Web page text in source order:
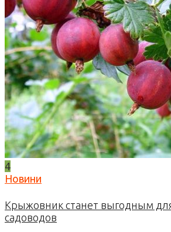
4
Новини
Крыжовник станет выгодным
садоводов